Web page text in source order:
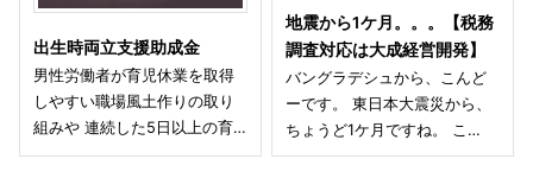
出生時両立支援助成金
男性労働者が育児休業を取得
しやすい職場風土作りの取り
組みや 連続した5日以上の育…
地震から1ケ月。。。【税務
調査対応は大成経営開発】
バングラデシュから、こんど
ーです。 東日本大震災から、
ちょうど1ケ月ですね。 こ…